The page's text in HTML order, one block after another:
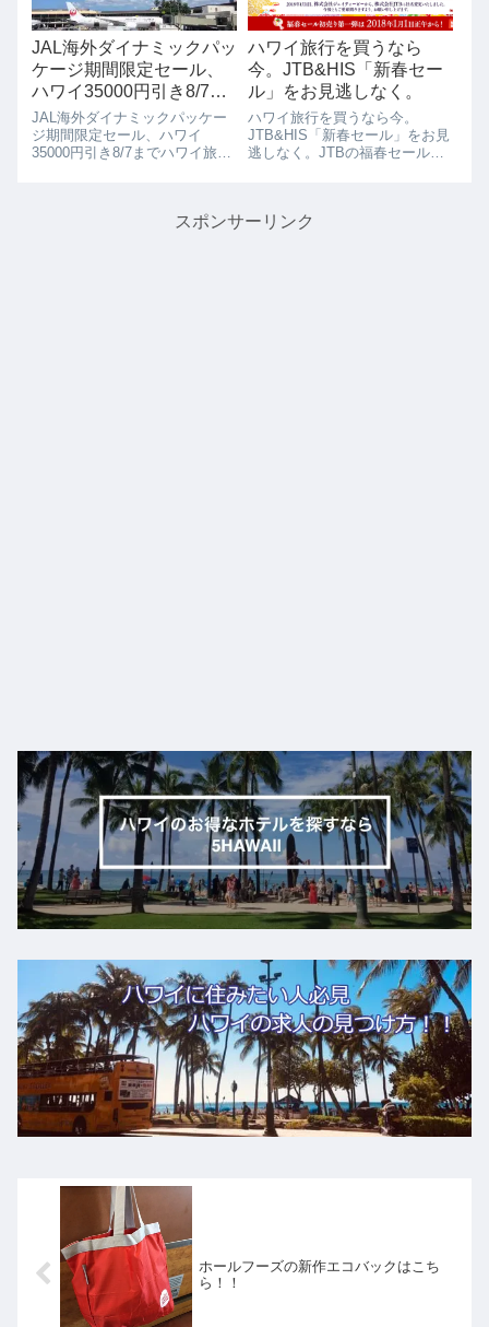
JAL海外ダイナミックパッ
ケージ期間限定セール、
ハワイ35000円引き8/7ま
で
JAL海外ダイナミックパッケー
ジ期間限定セール、ハワイ
35000円引き8/7までハワイ旅行
外ダイナミックパッケージで
ハワイ旅行を買うなら
今。JTB&HIS「新春セー
ル」をお見逃しなく。
ハワイ旅行を買うなら今。
JTB&HIS「新春セール」をお見
逃しなく。JTBの福春セール。
イン予約も受付中です。電話受
スポンサーリンク
ホールフーズの新作エコバックはこち
ら！！